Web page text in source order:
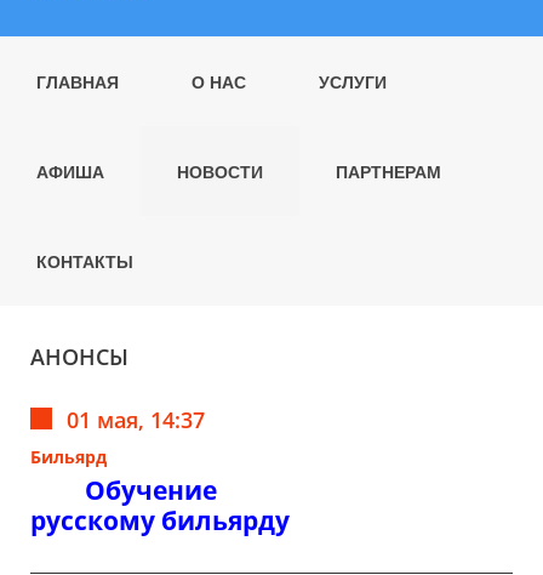
ГЛАВНАЯ О НАС УСЛУГИ
АФИША НОВОСТИ ПАРТНЕРАМ
КОНТАКТЫ
АНОНСЫ
01 мая, 14:37
Бильярд
Обучение
русскому бильярду